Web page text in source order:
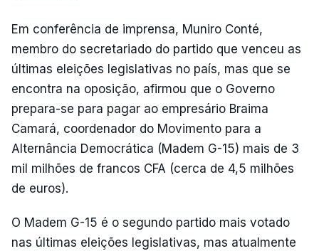
Em conferência de imprensa, Muniro Conté,
membro do secretariado do partido que venceu as
últimas eleições legislativas no país, mas que se
encontra na oposição, afirmou que o Governo
prepara-se para pagar ao empresário Braima
Camará, coordenador do Movimento para a
Alternância Democrática (Madem G-15) mais de 3
mil milhões de francos CFA (cerca de 4,5 milhões
de euros).
O Madem G-15 é o segundo partido mais votado
nas últimas eleições legislativas, mas atualmente